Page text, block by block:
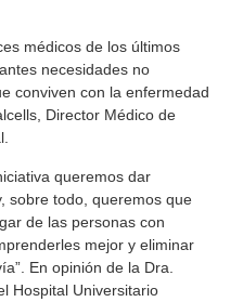
médicos de los últimos
necesidades no
conviven con la enfermedad
Director Médico de
queremos dar
sobre todo, queremos que
de las personas con
mejor y eliminar
En opinión de la Dra.
Hospital Universitario